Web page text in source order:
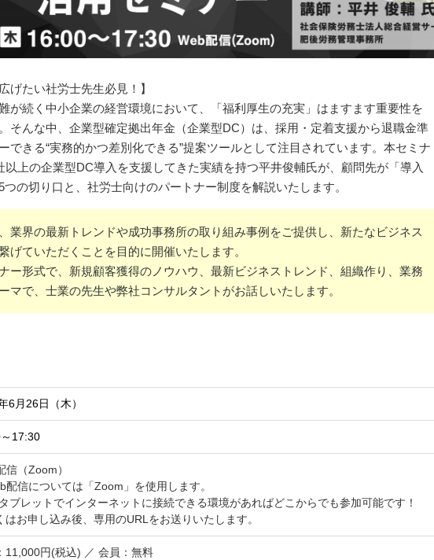
げたい社労士先生必見！】
が続く中小企業の経営環境において、「福利厚生の充実」はますます重要性を
そんな中、企業型確定拠出年金（企業型DC）は、採用・定着支援から退職金準
できる“実務的かつ差別化できる”提案ツールとして注目されています。本セミナ
以上の企業型DC導入を支援してきた実績を持つ平井俊輔氏が、顧問先が「導入
の切り口と、社労士向けのパートナー制度を解説いたします。
業界の最新トレンドや成功事務所の取り組み事例をご提供し、新たなビジネス
げていただくことを目的に開催いたします。
ー形式で、新規顧客獲得のノウハウ、最新ビジネストレンド、組織作り、業務
マで、士業の先生や弊社コンサルタントがお話しいたします。
6月26日（木）
17:30
信（Zoom）
信については「Zoom」を使用します。
ブレットでインターネットに接続できる環境があればどこからでも参加可能です！
はお申し込み後、専用のURLをお送りいたします。
11,000円(税込) ／ 会員：無料